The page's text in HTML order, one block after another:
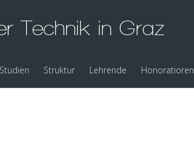
Technik in Graz
Studien Struktur Lehrende Honoratioren